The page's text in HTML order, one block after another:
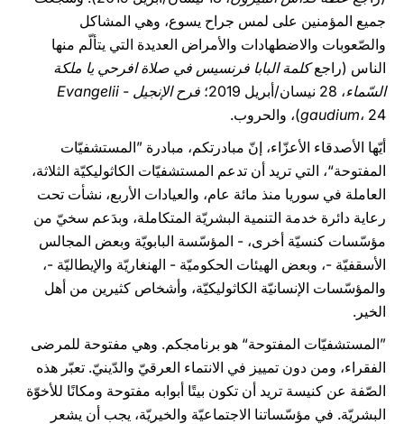
جميع المؤمنين على لمس جراح يسوع، وهي المشاكل
والصّعوبات والاضطهادات والأمراض العديدة التي يتألّم منها
الناس (راجعكلمة البابا فرنسيس في صلاة افرحي يا ملكة
السّماء، 28 نيسان/أبريل 2019؛
فرح الإنجيل - Evangelii
gaudium، 24)، والحروب.
أيّها الأصدقاء الأعزّاء، إنّ مبادرتكم، مبادرة ”المستشفيّات
المفتوحة“، التي تريد أن تدعم المستشفيّات الكاثوليكيّة الثلاثة،
العاملة في سوريا منذ مائة عام، والعيادات الأربع، نشأت تحت
رعاية دائرة خدمة التنمية البشريّة المتكاملة، وبدَعم سخيّ من
مؤسّسات كنسيّة أخرى، - المؤسّسة البابويّة وبعض المجالس
الأسقفيّة -، وبعض الهيئات الحكوميّة - الهنغاريّة والإيطاليّة -،
والمؤسّسات الإنسانيّة الكاثوليكيّة، وأشخاص كثيرين من أهل
الخير.
”المستشفيّات المفتوحة“ هو برنامجكم. وهي مفتوحة للمرضى
الفقراء، ومن دون تمييز في الانتماء العرقيّ والدّينيّ. تعبّر هذه
الصّفة عن كنيسة تريد أن تكون بيتًا أبوابه مفتوحة ومكانًا للأخوّة
البشريّة. في مؤسّساتنا الاجتماعيّة والخيريّة، يجب أن يشعر